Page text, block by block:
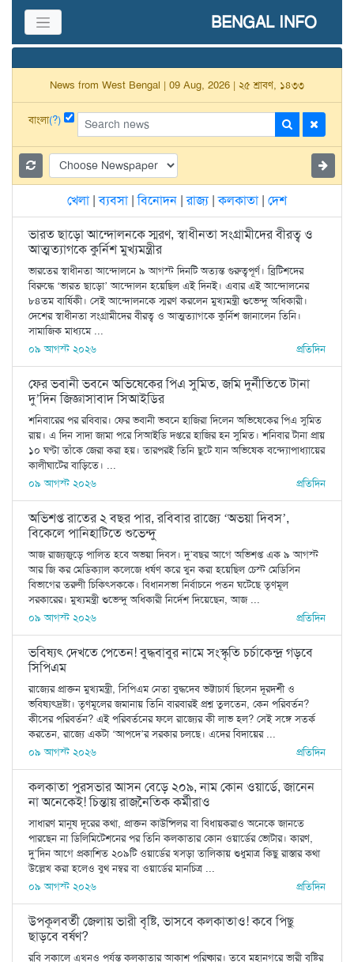
BENGAL INFO
News from West Bengal | 09 Aug, 2026 | ২৫ শ্রাবণ, ১৪৩৩
বাংলা(?)
খেলা|ব্যবসা|বিনোদন |রাজ্য|কলকাতা| দেশ
ভারত ছাড়ো আন্দোলনকে স্মরণ, স্বাধীনতা সংগ্রামীদের বীরত্ব ও
আত্মত্যাগকে কুর্নিশ মুখ্যমন্ত্রীর
ভারতের স্বাধীনতা আন্দোলনে ৯ আগস্ট দিনটি অত্যন্ত গুরুত্বপূর্ণ। ব্রিটিশদের
বিরুদ্ধে ‘ভারত ছাড়ো’ আন্দোলন হয়েছিল এই দিনই। এবার এই আন্দোলনের
৮৪তম বার্ষিকী। সেই আন্দোলনকে স্মরণ করলেন মুখ্যমন্ত্রী শুভেন্দু অধিকারী।
দেশের স্বাধীনতা সংগ্রামীদের বীরত্ব ও আত্মত্যাগকে কুর্নিশ জানালেন তিনি।
সামাজিক মাধ্যমে ...
০৯ আগস্ট ২০২৬
প্রতিদিন
ফের ভবানী ভবনে অভিষেকের পিএ সুমিত, জমি দুর্নীতিতে টানা
দু’দিন জিজ্ঞাসাবাদ সিআইডির
শনিবারের পর রবিবার। ফের ভবানী ভবনে হাজিরা দিলেন অভিষেকের পিএ সুমিত
রায়। এ দিন সাদা জামা পরে সিআইডি দপ্তরে হাজির হন সুমিত। শনিবার টানা প্রায়
১০ ঘণ্টা তাঁকে জেরা করা হয়। তারপরই তিনি ছুটে যান অভিষেক বন্দ্যোপাধ্যায়ের
কালীঘাটের বাড়িতে। ...
০৯ আগস্ট ২০২৬
প্রতিদিন
অভিশপ্ত রাতের ২ বছর পার, রবিবার রাজ্যে ‘অভয়া দিবস’,
বিকেলে পানিহাটিতে শুভেন্দু
আজ রাজ‌্যজুড়ে পালিত হবে অভয়া দিবস। দু’বছর আগে অভিশপ্ত এক ৯ আগস্ট
আর জি কর মেডিক‌্যাল কলেজে ধর্ষণ করে খুন করা হয়েছিল চেস্ট মেডিসিন
বিভাগের তরুণী চিকিৎসককে। বিধানসভা নির্বাচনে পতন ঘটেছে তৃণমূল
সরকারের। মুখ‌্যমন্ত্রী শুভেন্দু অধিকারী নির্দেশ দিয়েছেন, আজ ...
০৯ আগস্ট ২০২৬
প্রতিদিন
ভবিষ্যৎ দেখতে পেতেন! বুদ্ধবাবুর নামে সংস্কৃতি চর্চাকেন্দ্র গড়বে
সিপিএম
রাজ্যের প্রাক্তন মুখ্যমন্ত্রী, সিপিএম নেতা বুদ্ধদেব ভট্টাচার্য ছিলেন দূরদর্শী ও
ভবিষ্যৎদ্রষ্টা। তৃণমূলের জমানায় তিনি বারবারই প্রশ্ন তুলতেন, কেন পরিবর্তন?
কীসের পরিবর্তন? এই পরিবর্তনের ফলে রাজ্যের কী লাভ হল? সেই সঙ্গে সতর্ক
করতেন, রাজ্যে একটা ‘আপদে’র সরকার চলছে। এদের বিদায়ের ...
০৯ আগস্ট ২০২৬
প্রতিদিন
কলকাতা পুরসভার আসন বেড়ে ২০৯, নাম কোন ওয়ার্ডে, জানেন
না অনেকেই! চিন্তায় রাজনৈতিক কর্মীরাও
সাধারণ মানুষ দূরের কথা, প্রাক্তন কাউন্সিলর বা বিধায়করাও অনেকে জানতে
পারছেন না ডিলিমিটেশনের পর তিনি কলকাতার কোন ওয়ার্ডের ভোটার। কারণ,
দু’দিন আগে প্রকাশিত ২০৯টি ওয়ার্ডের খসড়া তালিকায় শুধুমাত্র কিছু রাস্তার কথা
উল্লেখ করা হলেও বুথ নম্বর বা ওয়ার্ডের মানচিত্র ...
০৯ আগস্ট ২০২৬
প্রতিদিন
উপকূলবর্তী জেলায় ভারী বৃষ্টি, ভাসবে কলকাতাও! কবে পিছু
ছাড়বে বর্ষণ?
রবি সকালে এখনও পর্যন্ত কলকাতার আকাশ পরিষ্কার। তবে মহানগরে ভারী বৃষ্টির